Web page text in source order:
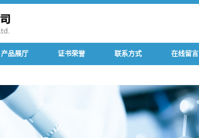
产品展厅 证书荣誉 联系方式 在线留言